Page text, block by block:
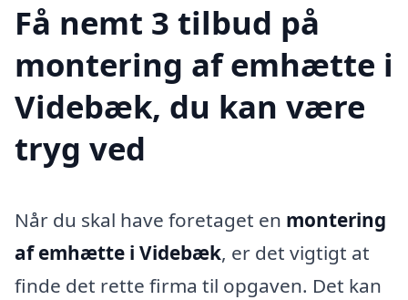
Få nemt 3 tilbud på
montering af emhætte i
Videbæk, du kan være
tryg ved
Når du skal have foretaget en montering
af emhætte i Videbæk, er det vigtigt at
finde det rette firma til opgaven. Det kan